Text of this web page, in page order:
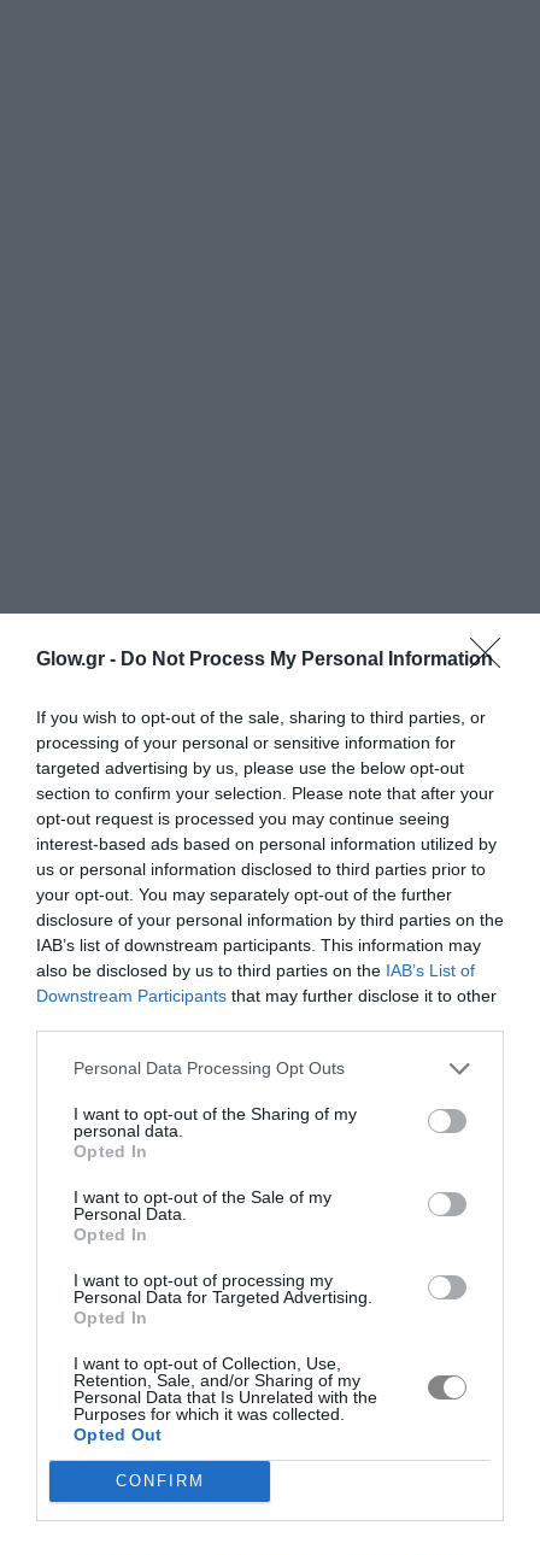
Glow.gr - Do Not Process My Personal Information
If you wish to opt-out of the sale, sharing to third parties, or
processing of your personal or sensitive information for
targeted advertising by us, please use the below opt-out
section to confirm your selection. Please note that after your
opt-out request is processed you may continue seeing
interest-based ads based on personal information utilized by
us or personal information disclosed to third parties prior to
your opt-out. You may separately opt-out of the further
disclosure of your personal information by third parties on the
IAB’s list of downstream participants. This information may
also be disclosed by us to third parties on the IAB’s List of
Downstream Participants that may further disclose it to other
Personal Data Processing Opt Outs
I want to opt-out of the Sharing of my
personal data.
Opted In
I want to opt-out of the Sale of my
Personal Data.
Opted In
I want to opt-out of processing my
Personal Data for Targeted Advertising.
Opted In
I want to opt-out of Collection, Use,
Retention, Sale, and/or Sharing of my
Personal Data that Is Unrelated with the
Purposes for which it was collected.
Opted Out
CONFIRM